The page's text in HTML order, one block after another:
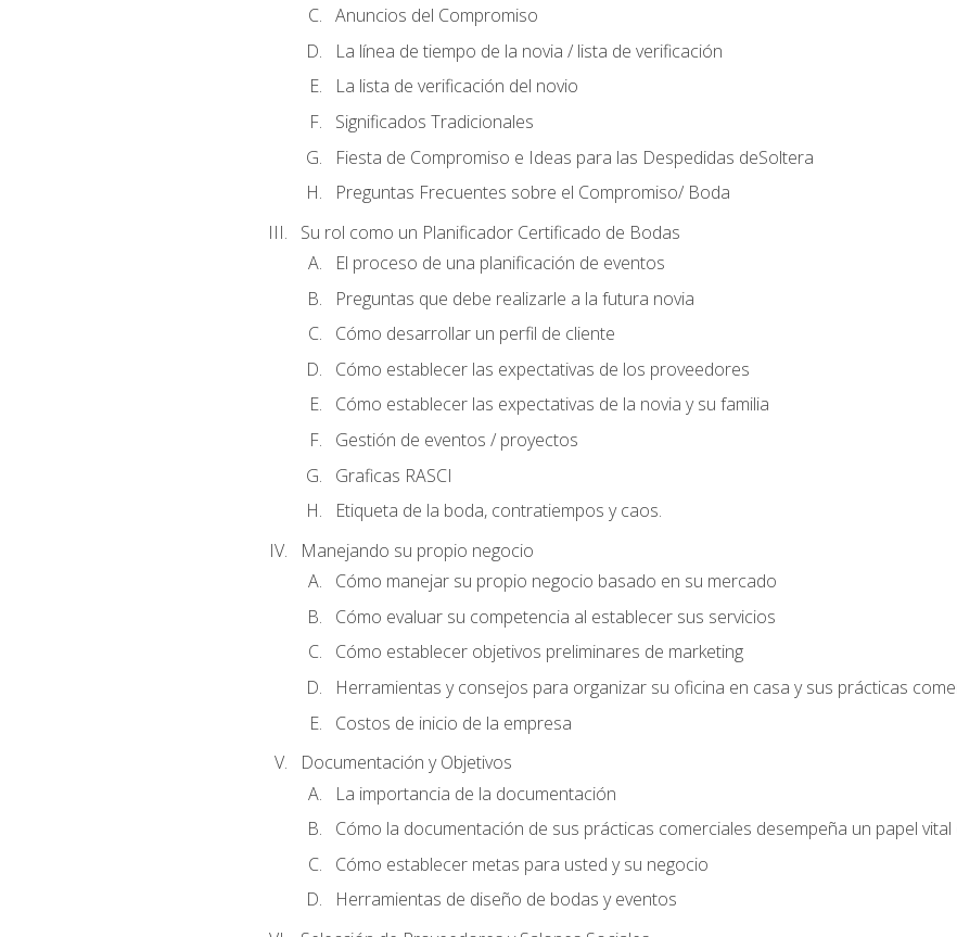
Anuncios del Compromiso
La línea de tiempo de la novia / lista de verificación
La lista de verificación del novio
Significados Tradicionales
Fiesta de Compromiso e Ideas para las Despedidas deSoltera
Preguntas Frecuentes sobre el Compromiso/ Boda
Su rol como un Planificador Certificado de Bodas
El proceso de una planificación de eventos
Preguntas que debe realizarle a la futura novia
Cómo desarrollar un perfil de cliente
Cómo establecer las expectativas de los proveedores
Cómo establecer las expectativas de la novia y su familia
Gestión de eventos / proyectos
Graficas RASCI
Etiqueta de la boda, contratiempos y caos.
Manejando su propio negocio
Cómo manejar su propio negocio basado en su mercado
Cómo evaluar su competencia al establecer sus servicios
Cómo establecer objetivos preliminares de marketing
Herramientas y consejos para organizar su oficina en casa y sus prácticas
Costos de inicio de la empresa
Documentación y Objetivos
La importancia de la documentación
Cómo la documentación de sus prácticas comerciales desempeña un papel
Cómo establecer metas para usted y su negocio
Herramientas de diseño de bodas y eventos